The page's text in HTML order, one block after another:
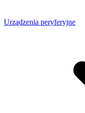
Urządzenia peryferyjne